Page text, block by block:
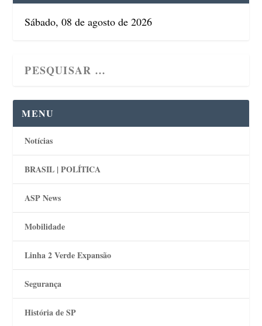
Sábado, 08 de agosto de 2026
MENU
Notícias
BRASIL | POLÍTICA
ASP News
Mobilidade
Linha 2 Verde Expansão
Segurança
História de SP